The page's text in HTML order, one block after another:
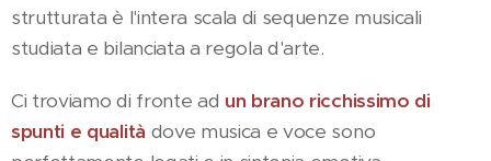
strutturata è l'intera scala di sequenze musicali
studiata e bilanciata a regola d'arte.
Ci troviamo di fronte ad un brano ricchissimo di
spunti e qualità dove musica e voce sono